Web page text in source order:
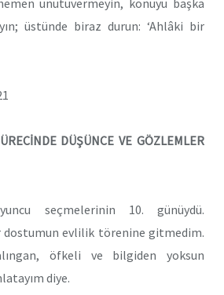
üstünde biraz durun: ‘Ahlâki bir
DÜŞÜNCE VE GÖZLEMLER
seçmelerinin 10. günüydü.
dostumun evlilik törenine gitmedim.
öfkeli ve bilgiden yoksun
diye.